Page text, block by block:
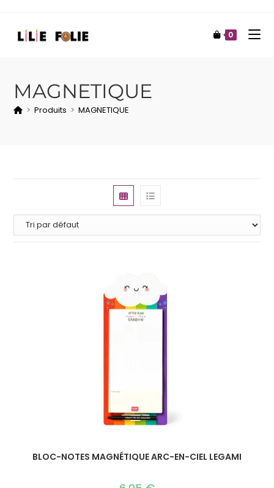
0
MAGNETIQUE
> Produits > MAGNETIQUE
BLOC-NOTES MAGNÉTIQUE ARC-EN-CIEL LEGAMI